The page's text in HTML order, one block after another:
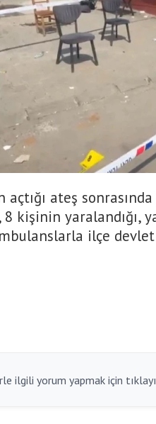
açtığı ateş
kişinin yaralandığı,
ilçe
ilgili yorum yapmak için